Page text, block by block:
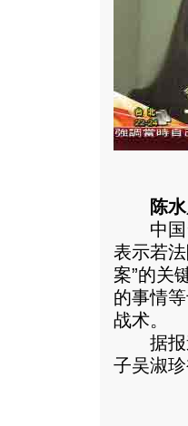
陈
中国台
表示若
案”的关
的事情
战术。
据报道
子吴淑